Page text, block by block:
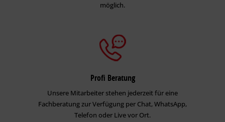
möglich.
Profi Beratung
Unsere Mitarbeiter stehen jederzeit für eine
Fachberatung zur Verfügung per Chat, WhatsApp,
Telefon oder Live vor Ort.